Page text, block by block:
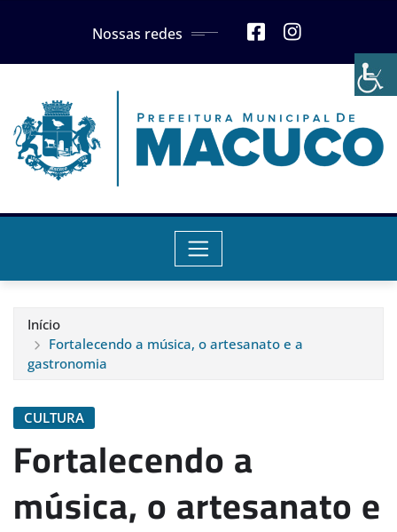
Nossas redes
Início
Fortalecendo a música, o artesanato e a
gastronomia
CULTURA
Fortalecendo a
música, o artesanato e